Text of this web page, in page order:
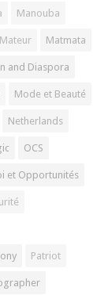
Manouba
Mateur Matmata
and Diaspora
Mode et Beauté
Netherlands
OCS
et Opportunités
Patriot